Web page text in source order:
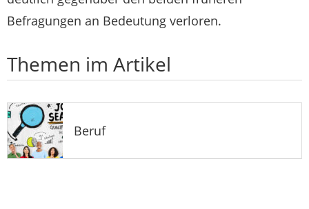
Befragungen an Bedeutung verloren.
Themen im Artikel
Beruf